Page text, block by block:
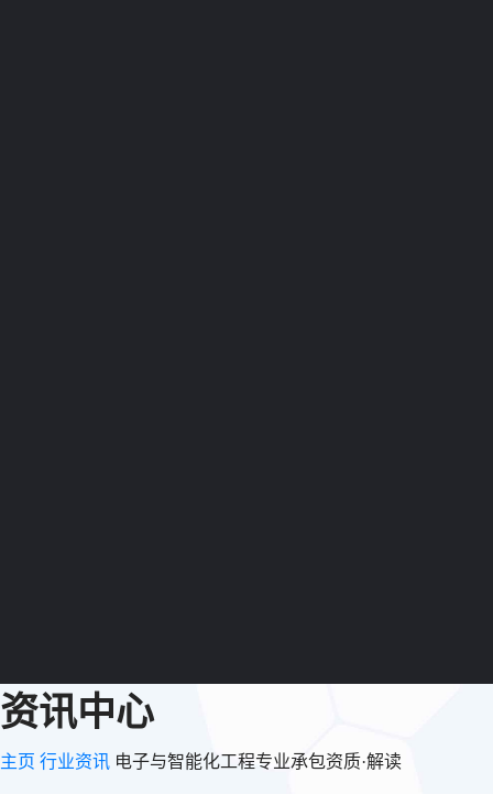
资讯中心
主页 行业资讯 电子与智能化工程专业承包资质·解读